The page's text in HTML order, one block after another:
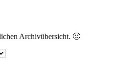
Archivübersicht. 🙂